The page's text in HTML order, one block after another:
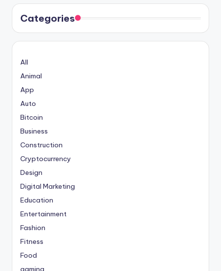
Categories
All
Animal
App
Auto
Bitcoin
Business
Construction
Cryptocurrency
Design
Digital Marketing
Education
Entertainment
Fashion
Fitness
Food
gaming